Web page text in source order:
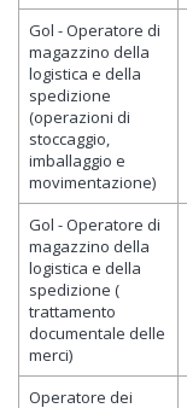
Gol - Operatore di
magazzino della
logistica e della
spedizione
(operazioni di
stoccaggio,
imballaggio e
movimentazione)
Gol - Operatore di
magazzino della
logistica e della
spedizione (
trattamento
documentale delle
merci)
Operatore dei